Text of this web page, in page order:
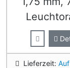
Lieferzeit: